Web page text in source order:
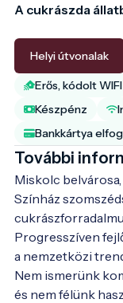
A cukrászda
Helyi útvonalak
Erős, kódolt WIFI
Készpénz
Bankkártya
További
Miskolc
Színház
Progresszíven
a nemzetközi
Nem ismerünk
és nem félünk